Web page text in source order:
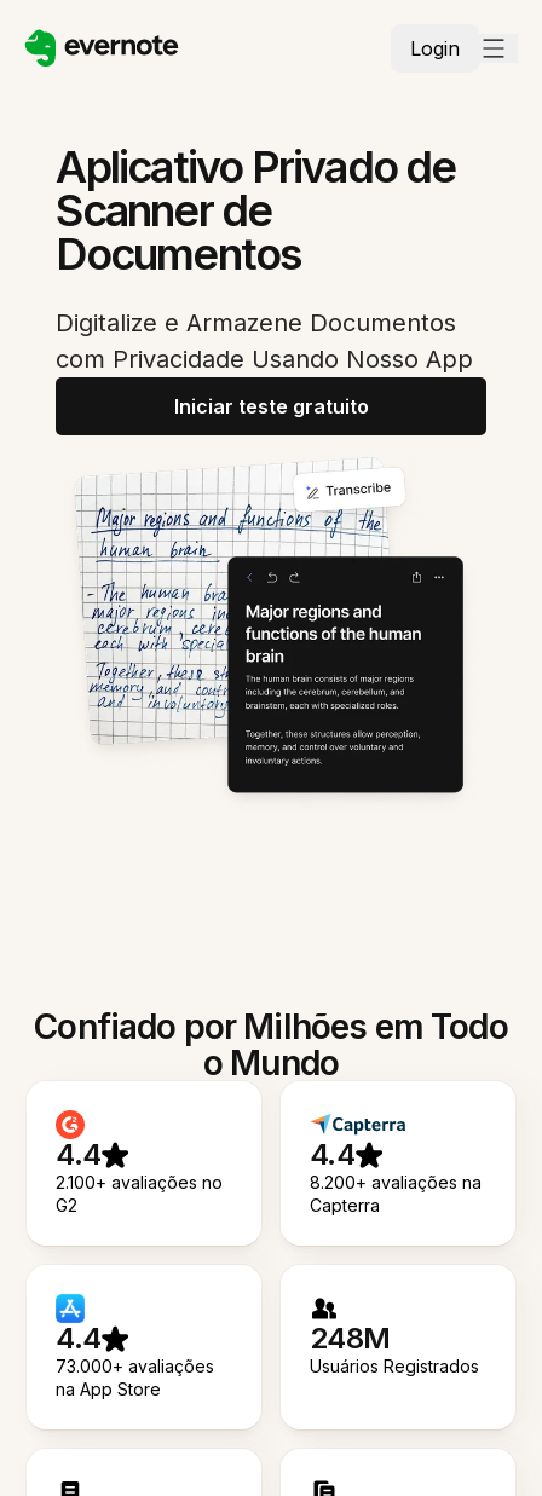
Login
Aplicativo Privado de
Scanner de
Documentos
Digitalize e Armazene Documentos
com Privacidade Usando Nosso App
Iniciar teste gratuito
Confiado por Milhões em Todo
o Mundo
4.4
2.100+ avaliações no
G2
4.4
8.200+ avaliações na
Capterra
4.4
73.000+ avaliações
na App Store
248M
Usuários Registrados